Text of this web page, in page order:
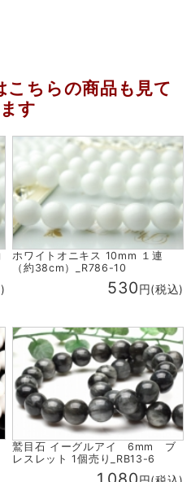
こちらの商品も見て
す
ホワイトオニキス 10mm １連
（約38cm）_R786-10
530円(税込)
鷲目石 イーグルアイ 6mm ブ
レスレット 1個売り_RB13-6